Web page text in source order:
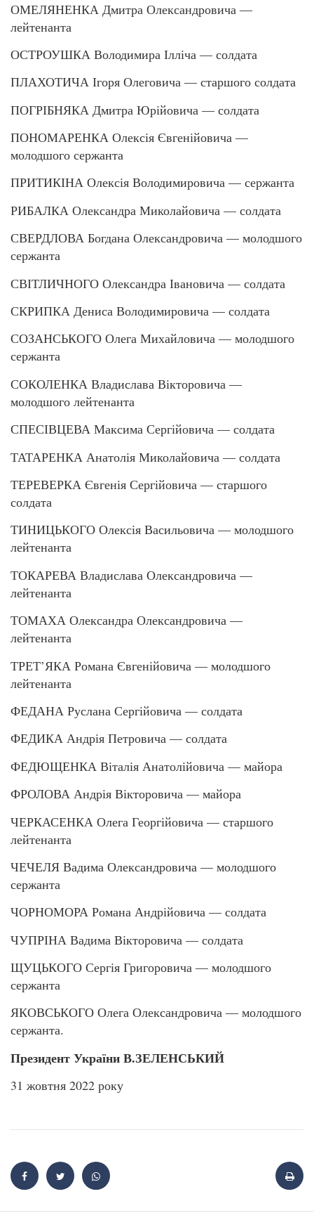
ОМЕЛЯНЕНКА Дмитра Олександровича —
лейтенанта
ОСТРОУШКА Володимира Ілліча — солдата
ПЛАХОТИЧА Ігоря Олеговича — старшого солдата
ПОГРІБНЯКА Дмитра Юрійовича — солдата
ПОНОМАРЕНКА Олексія Євгенійовича —
молодшого сержанта
ПРИТИКІНА Олексія Володимировича — сержанта
РИБАЛКА Олександра Миколайовича — солдата
СВЕРДЛОВА Богдана Олександровича — молодшого
сержанта
СВІТЛИЧНОГО Олександра Івановича — солдата
СКРИПКА Дениса Володимировича — солдата
СОЗАНСЬКОГО Олега Михайловича — молодшого
сержанта
СОКОЛЕНКА Владислава Вікторовича —
молодшого лейтенанта
СПЕСІВЦЕВА Максима Сергійовича — солдата
ТАТАРЕНКА Анатолія Миколайовича — солдата
ТЕРЕВЕРКА Євгенія Сергійовича — старшого
солдата
ТИНИЦЬКОГО Олексія Васильовича — молодшого
лейтенанта
ТОКАРЕВА Владислава Олександровича —
лейтенанта
ТОМАХА Олександра Олександровича —
лейтенанта
ТРЕТ’ЯКА Романа Євгенійовича — молодшого
лейтенанта
ФЕДАНА Руслана Сергійовича — солдата
ФЕДИКА Андрія Петровича — солдата
ФЕДЮЩЕНКА Віталія Анатолійовича — майора
ФРОЛОВА Андрія Вікторовича — майора
ЧЕРКАСЕНКА Олега Георгійовича — старшого
лейтенанта
ЧЕЧЕЛЯ Вадима Олександровича — молодшого
сержанта
ЧОРНОМОРА Романа Андрійовича — солдата
ЧУПРІНА Вадима Вікторовича — солдата
ЩУЦЬКОГО Сергія Григоровича — молодшого
сержанта
ЯКОВСЬКОГО Олега Олександровича — молодшого
сержанта.
Президент України В.ЗЕЛЕНСЬКИЙ
31 жовтня 2022 року